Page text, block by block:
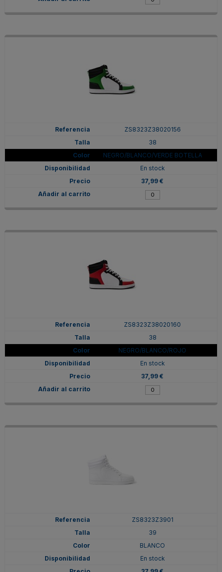
ZS8323Z38020156
38
NEGRO/BLANCO/VERDE BOTELLA
En stock
37,99 €
ZS8323Z38020160
38
NEGRO/BLANCO/ROJO
En stock
37,99 €
ZS8323Z3901
39
BLANCO
En stock